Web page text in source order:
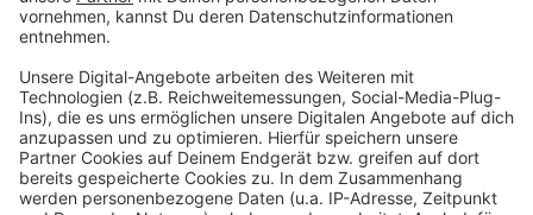
Weitere Infos und Links zu diesem Thema:
Hier geht es um den Jugend-Landtag 2021
Im Jugendrat kann man sich in Düsseldorf engagieren